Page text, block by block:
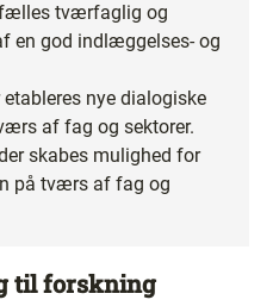
fælles tværfaglig og
en god indlæggelses- og
nye dialogiske
af fag og sektorer.
skabes mulighed for
på tværs af fag og
til forskning